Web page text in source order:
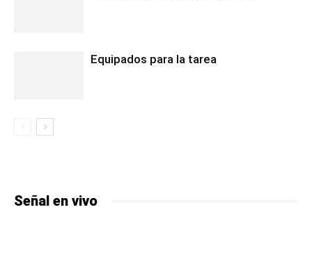
Equipados para la tarea
Señal en vivo